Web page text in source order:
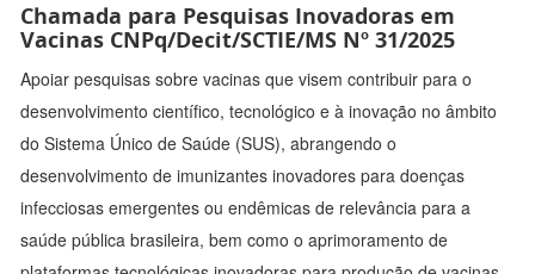
Chamada para Pesquisas Inovadoras em
Vacinas CNPq/Decit/SCTIE/MS Nº 31/2025
Apoiar pesquisas sobre vacinas que visem contribuir para o
desenvolvimento científico, tecnológico e à inovação no âmbito
do Sistema Único de Saúde (SUS), abrangendo o
desenvolvimento de imunizantes inovadores para doenças
infecciosas emergentes ou endêmicas de relevância para a
saúde pública brasileira, bem como o aprimoramento de